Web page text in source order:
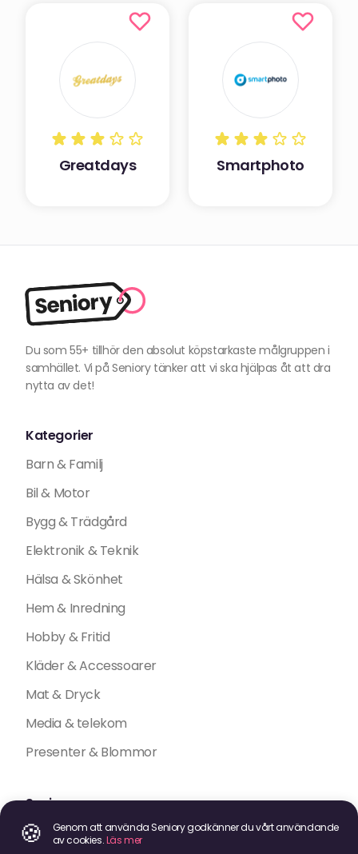
Greatdays Smartphoto
Du som 55+ tillhör den absolut köpstarkaste målgruppen i
samhället. Vi på Seniory tänker att vi ska hjälpas åt att dra
nytta av det!
Kategorier
Barn & Familj
Bil & Motor
Bygg & Trädgård
Elektronik & Teknik
Hälsa & Skönhet
Hem & Inredning
Hobby & Fritid
Kläder & Accessoarer
Mat & Dryck
Media & telekom
Presenter & Blommor
Seniory
Sekretess policy
🍪
Genom att använda Seniory godkänner du vårt användande
av cookies.Läs mer